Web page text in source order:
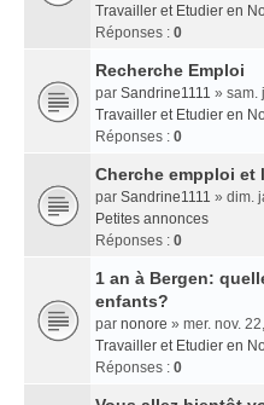
Travailler et Etudier en
Réponses : 0
Recherche Emploi
par Sandrine1111 » sam.
Travailler et Etudier en
Réponses : 0
Cherche empploi et
par Sandrine1111 » dim.
Petites annonces
Réponses : 0
1 an à Bergen:
enfants?
par nonore » mer. nov.
Travailler et Etudier en
Réponses : 0